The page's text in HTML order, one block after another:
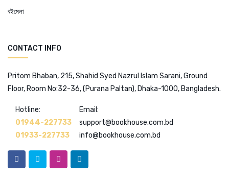
বইমেলা
CONTACT INFO
Pritom Bhaban, 215, Shahid Syed Nazrul Islam Sarani, Ground
Floor, Room No:32-36, (Purana Paltan), Dhaka-1000, Bangladesh.
Hotline:
01944-227733
01933-227733
Email:
support@bookhouse.com.bd
info@bookhouse.com.bd